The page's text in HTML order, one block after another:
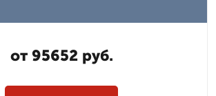
от 95652 руб.